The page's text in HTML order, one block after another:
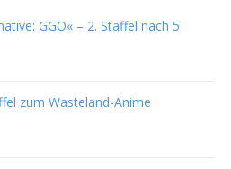
GGO« – 2. Staffel nach 5
zum Wasteland-Anime